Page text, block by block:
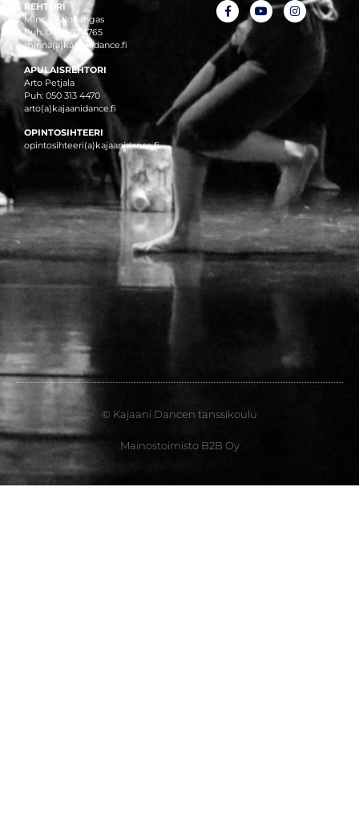
REHTORI
Minna Palokangas
Puh. 044 587 4765
minna(a)kajaanidance.fi
APULAISREHTORI
Arto Petjala
Puh: 050 313 4470
arto(a)kajaanidance.fi
OPINTOSIHTEERI
opintosihteeri(a)kajaanidance.fi
© Kajaani Dancen tanssikoulu
Mainostoimisto B2B Oy